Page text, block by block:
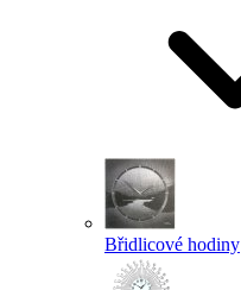
Břidlicové hodiny